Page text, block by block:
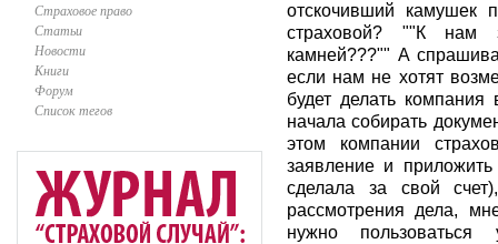
Страховое право
Статьи
Новости
Книги
Форум
Список тегов
отскочивший
страховой? ""К нам
камней???"" А
если нам не хотят
будет делать
начала собирать
этом компании
заявление и
сделала за свой
рассмотрения дела,
нужно